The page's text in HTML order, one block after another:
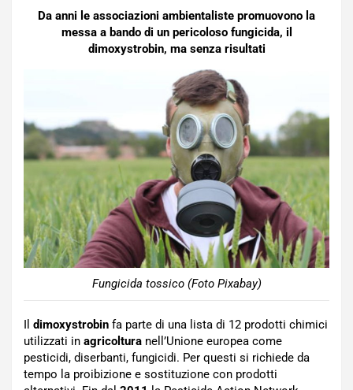
Da anni le associazioni ambientaliste promuovono la
messa a bando di un pericoloso fungicida, il
dimoxystrobin, ma senza risultati
Fungicida tossico (Foto Pixabay)
Il dimoxystrobin fa parte di una lista di 12 prodotti chimici
utilizzati in agricoltura nell’Unione europea come
pesticidi, diserbanti, fungicidi. Per questi si richiede da
tempo la proibizione e sostituzione con prodotti